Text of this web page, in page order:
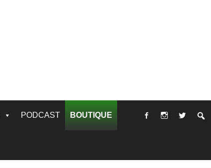
PODCAST BOUTIQUE